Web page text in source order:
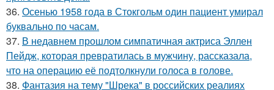
36. Осенью 1958 года в Стокгольм один пациент умирал
буквально по часам.
37. В недавнем прошлом симпатичная актриса Эллен
Пейдж, которая превратилась в мужчину, рассказала,
что на операцию её подтолкнули голоса в голове.
38. Фантазия на тему "Шрека" в российских реалиях